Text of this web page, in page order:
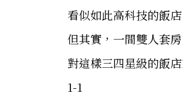
看似如此高科技的飯
但其實，一間雙人套
對這樣三四星級的飯
1-1